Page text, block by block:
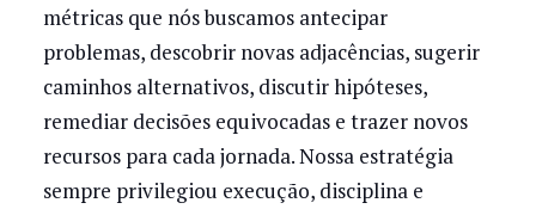
métricas que nós buscamos antecipar
problemas, descobrir novas adjacências, sugerir
caminhos alternativos, discutir hipóteses,
remediar decisões equivocadas e trazer novos
recursos para cada jornada. Nossa estratégia
sempre privilegiou execução, disciplina e